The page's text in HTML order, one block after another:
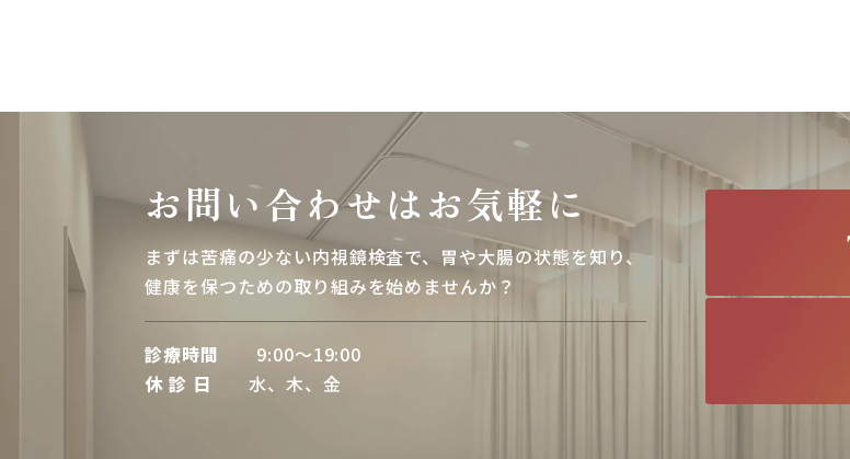
お問い合わせはお気軽に
まずは苦痛の少ない内視鏡検査で、胃や大腸の状態を知り、
健康を保つための取り組みを始めませんか？
診療時間 9:00～19:00
休 診 日 水、木、金